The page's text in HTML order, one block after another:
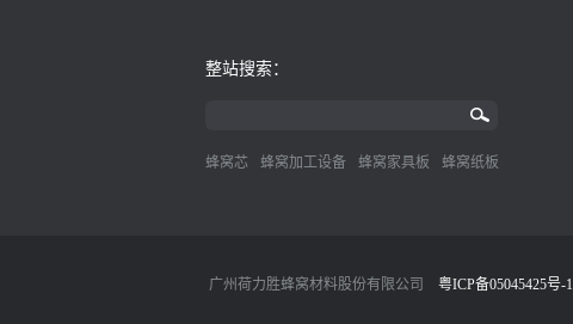
整站搜索：
蜂窝芯 蜂窝加工设备 蜂窝家具板 蜂窝纸板
广州荷力胜蜂窝材料股份有限公司 粤ICP备05045425号-1